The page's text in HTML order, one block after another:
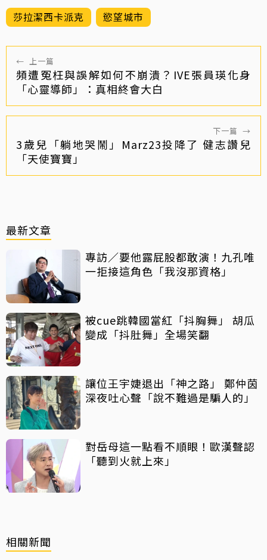
莎拉潔西卡派克 慾望城市
← 上一篇
頻遭冤枉與誤解如何不崩潰？IVE張員瑛化身
「心靈導師」：真相終會大白
下一篇 →
3歲兒「躺地哭鬧」Marz23投降了 健志讚兒
「天使寶寶」
最新文章
專訪／要他露屁股都敢演！九孔唯
一拒接這角色「我沒那資格」
被cue跳韓國當紅「抖胸舞」 胡瓜
變成「抖肚舞」全場笑翻
讓位王宇婕退出「神之路」 鄭仲茵
深夜吐心聲「說不難過是騙人的」
對岳母這一點看不順眼！歐漢聲認
「聽到火就上來」
相關新聞